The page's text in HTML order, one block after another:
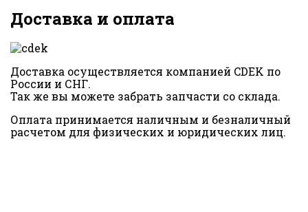
Доставка и оплата
Доставка осуществляется компанией CDEK по
России и СНГ.
Так же вы можете забрать запчасти со склада.
Оплата принимается наличным и безналичный
расчетом для физических и юридических лиц.